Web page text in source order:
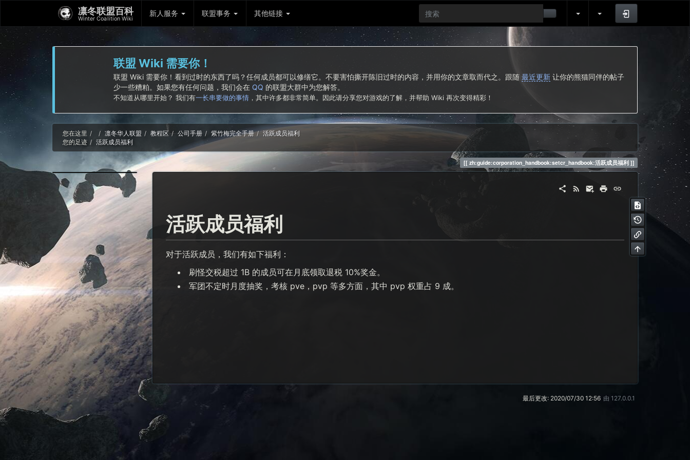
凛冬联盟百科
Winter Coalition Wiki
新人服务 联盟事务 其他链接
联盟 Wiki 需要你！
联盟 Wiki 需要你！看到过时的东西了吗？任何成员都可以修缮它。不要害怕撕开陈旧过时的内容，并用你的文章取而代之。跟随 最近更新让你的熊猫同伴的帖子
少一些糟粕。如果您有任何问题，我们会在 QQ 的联盟大群中为您解答。
不知道从哪里开始？ 我们有一长串要做的事情，其中许多都非常简单。因此请分享您对游戏的了解，并帮助 Wiki 再次变得精彩！
您在这里 Home凛冬华人联盟 教程区 公司手册 紫竹梅完全手册
活跃成员福利
您的足迹
活跃成员福利
zh:guide:corporation_handbook:setcr_handbook:活跃成员福利
活跃成员福利
对于活跃成员，我们有如下福利：
刷怪交税超过 1B 的成员可在月底领取退税 10%奖金。
军团不定时月度抽奖，考核 pve，pvp 等多方面，其中 pvp 权重占 9 成。
最后更改: 2020/07/30 12:56 由 127.0.0.1